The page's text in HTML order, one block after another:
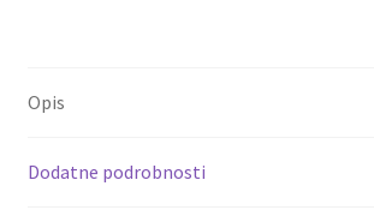
k
Opis
Dodatne podrobnosti